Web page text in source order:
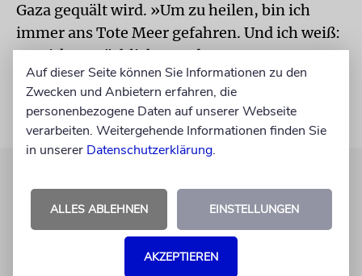
Gaza gequält wird. »Um zu heilen, bin ich
immer ans Tote Meer gefahren. Und ich weiß:
Es wirkt tatsächlich Wunder.«
Auf dieser Seite können Sie Informationen zu den
Zwecken und Anbietern erfahren, die
personenbezogene Daten auf unserer Webseite
verarbeiten. Weitergehende Informationen finden Sie
in unserer Datenschutzerklärung.
ALLES ABLEHNEN EINSTELLUNGEN
AKZEPTIEREN